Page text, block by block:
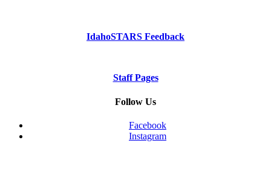
IdahoSTARS Feedback
Staff Pages
Follow Us
Facebook
Instagram